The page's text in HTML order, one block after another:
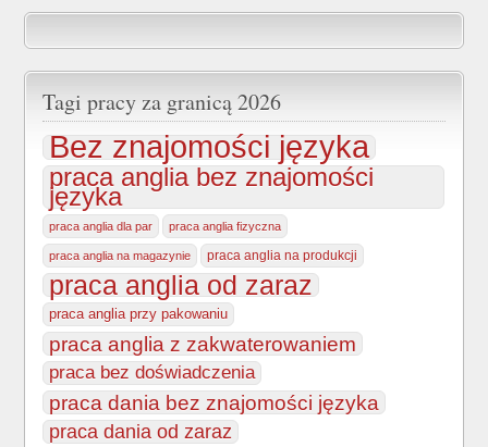
Tagi pracy za granicą 2026
Bez znajomości języka
praca anglia bez znajomości
języka
praca anglia dla par praca anglia fizyczna
praca anglia na magazynie praca anglia na produkcji
praca anglia od zaraz
praca anglia przy pakowaniu
praca anglia z zakwaterowaniem
praca bez doświadczenia
praca dania bez znajomości języka
praca dania od zaraz